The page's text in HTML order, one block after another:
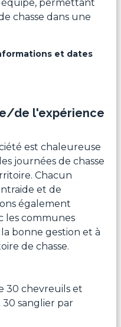
équipe, permettant
chasse dans une
et dates
de l'expérience
est chaleureuse
journées de chasse
Chacun
et de
également
les communes
bonne gestion et à
de chasse.
30 chevreuils et
30 sanglier par